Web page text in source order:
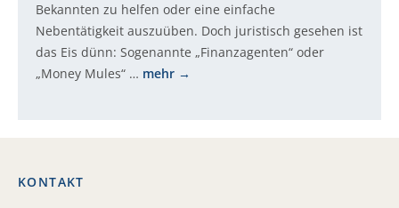
Bekannten zu helfen oder eine einfache
Nebentätigkeit auszuüben. Doch juristisch gesehen ist
das Eis dünn: Sogenannte „Finanzagenten“ oder
„Money Mules“ … mehr
KONTAKT